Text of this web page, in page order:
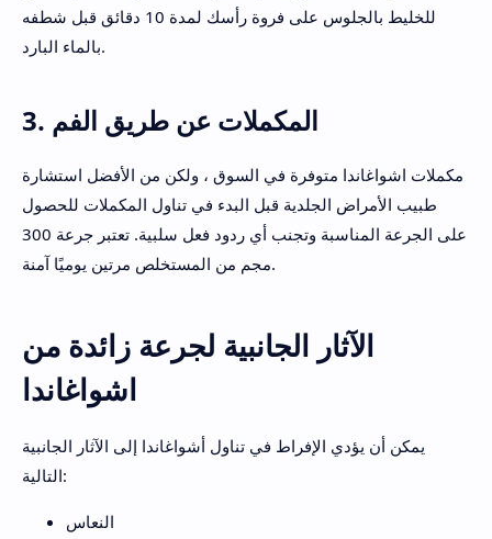
للخليط بالجلوس على فروة رأسك لمدة 10 دقائق قبل شطفه
بالماء البارد.
3. المكملات عن طريق الفم
مكملات اشواغاندا متوفرة في السوق ، ولكن من الأفضل استشارة
طبيب الأمراض الجلدية قبل البدء في تناول المكملات للحصول
على الجرعة المناسبة وتجنب أي ردود فعل سلبية. تعتبر جرعة 300
مجم من المستخلص مرتين يوميًا آمنة.
الآثار الجانبية لجرعة زائدة من
اشواغاندا
يمكن أن يؤدي الإفراط في تناول أشواغاندا إلى الآثار الجانبية
التالية:
النعاس